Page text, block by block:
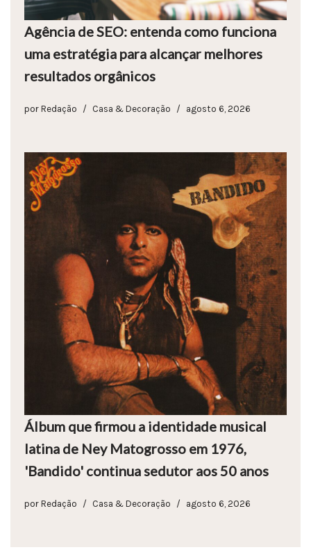
Agência de SEO: entenda como funciona
uma estratégia para alcançar melhores
resultados orgânicos
por Redação Casa & Decoração agosto 6, 2026
Álbum que firmou a identidade musical
latina de Ney Matogrosso em 1976,
'Bandido' continua sedutor aos 50 anos
por Redação Casa & Decoração agosto 6, 2026